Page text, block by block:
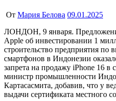
От Мария Белова 09.01.2025
ЛОНДОН, 9 января. Предложение американской корпорации
Apple об инвестировании 1
строительство предприятия
смартфонов в Индонезии
запрета на продажу iPhone 16 в
министр промышленности
Картасасмита, добавив, что у
выдачи сертификата местного